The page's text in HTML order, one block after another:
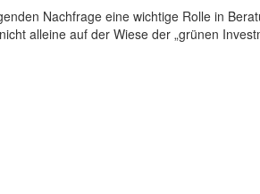
Nachfrage eine wichtige Rolle in
alleine auf der Wiese der „grünen